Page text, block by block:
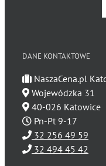
DANE KONTAKTOWE
NaszaCena.pl
Wojewódzka 31
40-026 Katowice
Pn-Pt 9-17
32 256 49 59
32 494 45 42